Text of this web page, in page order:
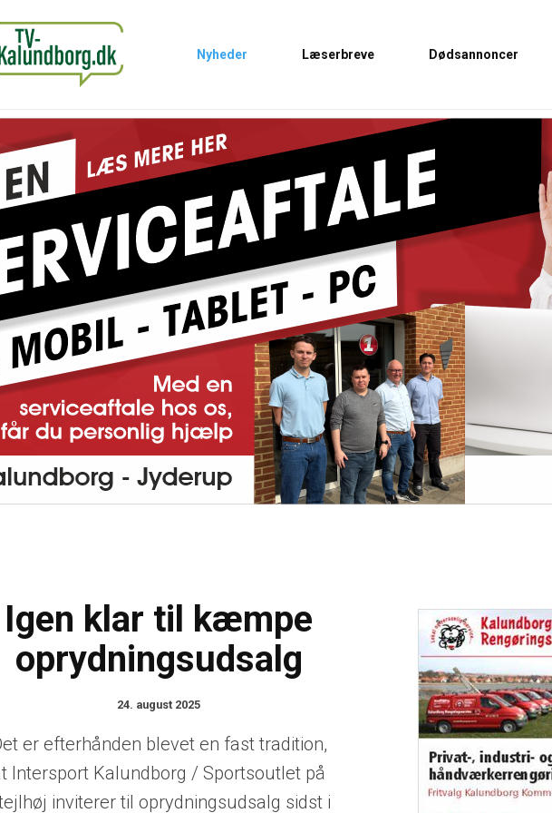
Nyheder Læserbreve Dødsannoncer
Igen klar til kæmpe
oprydningsudsalg
24. august 2025
er efterhånden blevet en fast tradition,
Intersport Kalundborg / Sportsoutlet på
inviterer til oprydningsudsalg sidst i